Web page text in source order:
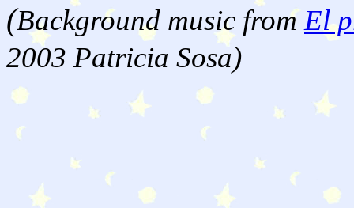
(Background music fromEl
2003 Patricia Sosa)